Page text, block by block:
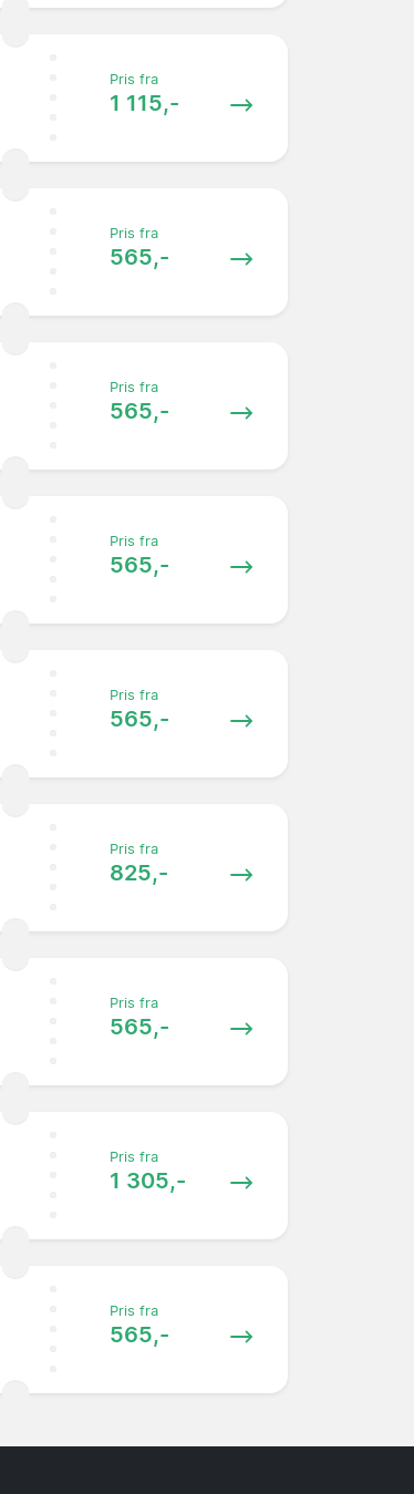
Pris fra
1 115,-
Pris fra
565,-
Pris fra
565,-
Pris fra
565,-
Pris fra
565,-
Pris fra
825,-
Pris fra
565,-
Pris fra
1 305,-
Pris fra
565,-